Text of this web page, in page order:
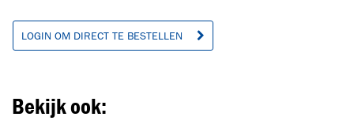
LOGIN OM DIRECT TE BESTELLEN
Bekijk ook: